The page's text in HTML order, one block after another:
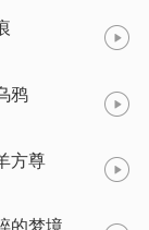
鸦
方尊